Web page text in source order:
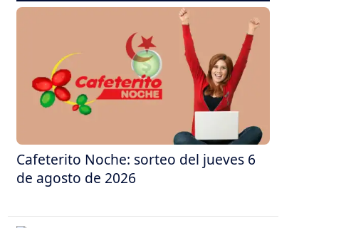
Cafeterito Noche: sorteo del jueves 6
de agosto de 2026